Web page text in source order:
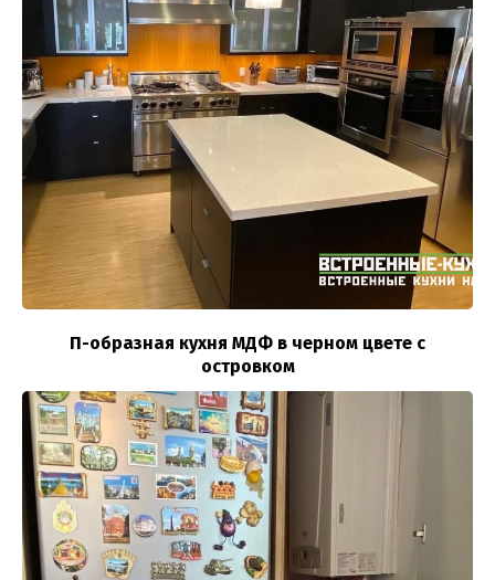
П-образная кухня МДФ в черном цвете с
островком